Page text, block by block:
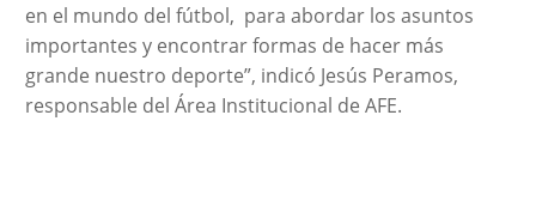
en el mundo del fútbol, para abordar los asuntos
importantes y encontrar formas de hacer más
grande nuestro deporte”, indicó Jesús Peramos,
responsable del Área Institucional de AFE.